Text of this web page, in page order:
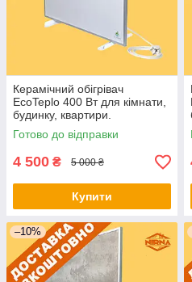
Керамічний обігрівач
EcoTeplo 400 Вт для кімнати,
будинку, квартири.
Електричний обігрівач
приміщення
Готово до відправки
4 500 ₴ 5 000 ₴
Купити
–10%